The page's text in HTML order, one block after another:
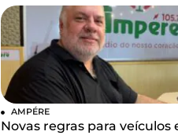
AMPÉRE
Novas regras para veículos